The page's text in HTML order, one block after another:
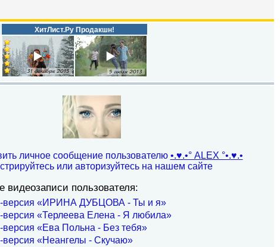
ХитЛист.Ру Продакшн!
личное сообщение пользователю •.♥.•° ALEX °•.♥.•
или авторизуйтесь на нашем сайте
видеозаписи пользователя:
версия «ИРИНА ДУБЦОВА - Ты и я»
версия «Терлеева Елена - Я любила»
версия «Ева Польна - Без тебя»
версия «Неангелы - Скучаю»